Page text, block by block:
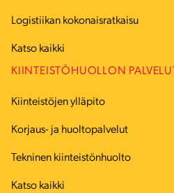
Logistiikan kokonaisratkaisu
Katso kaikki
KIINTEISTÖHUOLLON PALVELUT
Kiinteistöjen ylläpito
Korjaus- ja huoltopalvelut
Tekninen kiinteistönhuolto
Katso kaikki